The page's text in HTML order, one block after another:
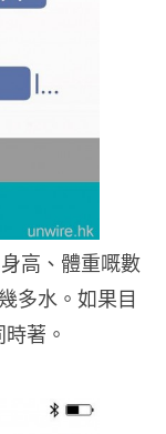
高、體重嘅數
多水。如果目
著。